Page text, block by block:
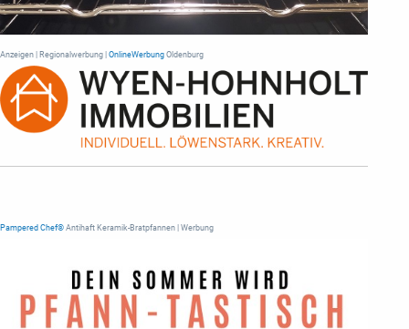
Anzeigen | Regionalwerbung | OnlineWerbung Oldenburg
Pampered Chef® Antihaft Keramik-Bratpfannen | Werbung